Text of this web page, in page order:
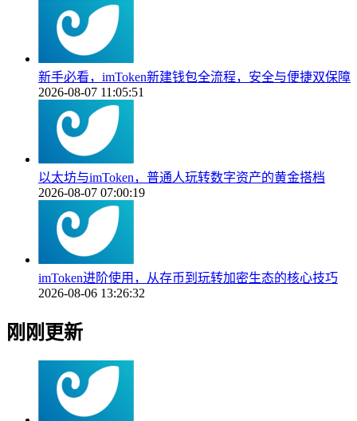
新手必看，imToken新建钱包全流程，安全与便捷双保障
2026-08-07 11:05:51
以太坊与imToken，普通人玩转数字资产的黄金搭档
2026-08-07 07:00:19
imToken进阶使用，从存币到玩转加密生态的核心技巧
2026-08-06 13:26:32
刚刚更新